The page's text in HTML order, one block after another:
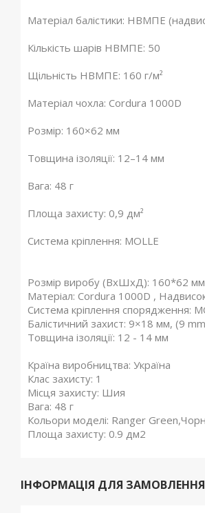
Матеріал балістики: НВМПЕ
Кількість шарів НВМПЕ: 50
Щільність НВМПЕ: 160 г/м²
Матеріал чохла: Cordura 1000D
Розмір: 160×62 мм
Товщина ізоляції: 12–14 мм
Вага: 48 г
Площа захисту: 0,9 дм²
Система кріплення: MOLLE
Розмір виробу (ВхШхД): 160*62 мм
Матеріал: Cordura 1000D ,
Система кріплення спорядження:
Балістичний захист: 9×18 мм, (9
Товщина ізоляції: 12 - 14 мм
Країна виробництва: Україна
Клас захисту: 1
Місця захисту: Шия
Вага: 48 г
Кольори моделі: Ranger
Площа захисту: 0.9 дм2
ІНФОРМАЦІЯ ДЛЯ ЗАМОВЛЕННЯ